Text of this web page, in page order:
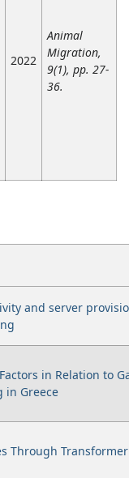
2022
Animal
Migration,
9(1), pp. 27-
36.
and server
in Relation to
in Greece
Through